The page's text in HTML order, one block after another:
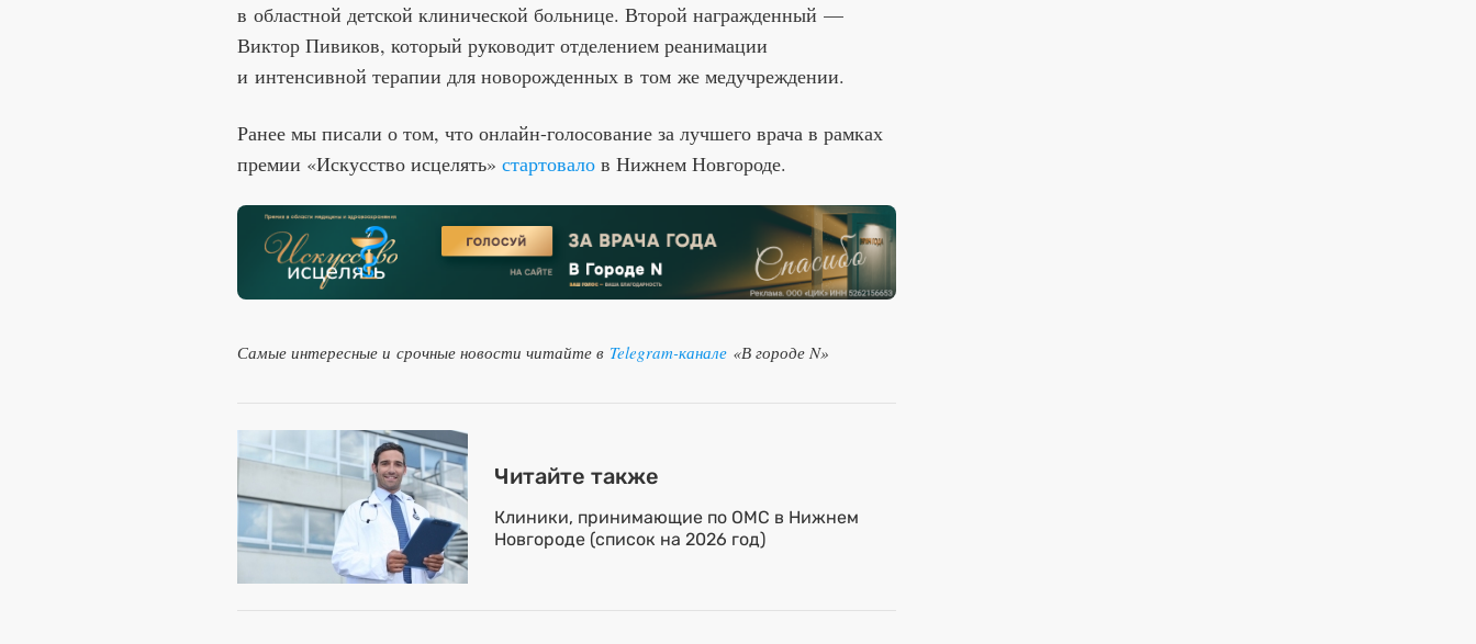
в областной детской клинической больнице. Второй награжденный —
Виктор Пивиков, который руководит отделением реанимации
и интенсивной терапии для новорожденных в том же медучреждении.
Ранее мы писали о том, что онлайн-голосование за лучшего врача в рамках
премии «Искусство исцелять» стартовало в Нижнем Новгороде.
Самые интересные и срочные новости читайте в Telegram-канале «В городе N»
Читайте также
Клиники, принимающие по ОМС в Нижнем
Новгороде (список на 2026 год)